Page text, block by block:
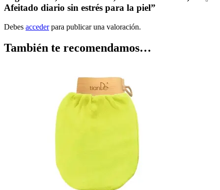
Afeitado diario sin estrés para la piel”
Debes accederpara publicar una valoración.
También te recomendamos…